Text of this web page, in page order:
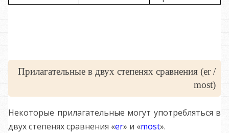
Прилагательные в двух степенях сравнения (er /
most)
Некоторые прилагательные могут употребляться в
двух степенях сравнения «er» и «most».